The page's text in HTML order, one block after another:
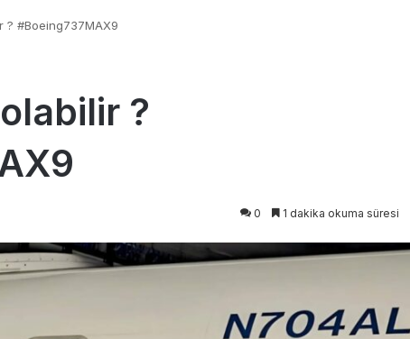
? #Boeing737MAX9
?
0 1 dakika okuma süresi